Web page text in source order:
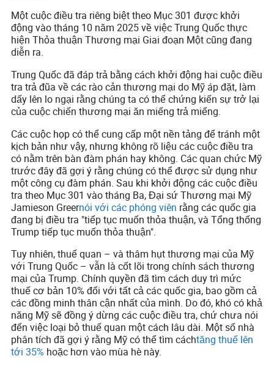
Một cuộc điều tra riêng biệt theo Mục 301 được khởi
động vào tháng 10 năm 2025 về việc Trung Quốc thực
hiện Thỏa thuận Thương mại Giai đoạn Một cũng đang
diễn ra.
Trung Quốc đã đáp trả bằng cách khởi động hai cuộc điều
tra trả đũa về các rào cản thương mại do Mỹ áp đặt, làm
dấy lên lo ngại rằng chúng ta có thể chứng kiến sự trở lại
của cuộc chiến thương mại ăn miếng trả miếng.
Các cuộc họp có thể cung cấp một nền tảng để tránh một
kịch bản như vậy, nhưng không rõ liệu các cuộc điều tra
có nằm trên bàn đàm phán hay không. Các quan chức Mỹ
trước đây đã gợi ý rằng chúng có thể được sử dụng như
một công cụ đàm phán. Sau khi khởi động các cuộc điều
tra theo Mục 301 vào tháng Ba, Đại sứ Thương mại Mỹ
Jamieson Greernói với các phóng viên rằng các quốc gia
đang bị điều tra "tiếp tục muốn thỏa thuận, và Tổng thống
Trump tiếp tục muốn thỏa thuận".
Tuy nhiên, thuế quan – và thâm hụt thương mại của Mỹ
với Trung Quốc – vẫn là cốt lõi trong chính sách thương
mại của Trump. Chính quyền đã tìm cách duy trì mức
thuế cơ bản 10% đối với tất cả các quốc gia, bao gồm cả
các đồng minh thân cận nhất của mình. Do đó, khó có khả
năng Mỹ sẽ đồng ý dừng các cuộc điều tra, chứ chưa nói
đến việc loại bỏ thuế quan một cách lâu dài. Một số nhà
phân tích đã gợi ý rằng Mỹ có thể tìm cáchtăng thuế lên
tới 35% hoặc hơn vào mùa hè này.